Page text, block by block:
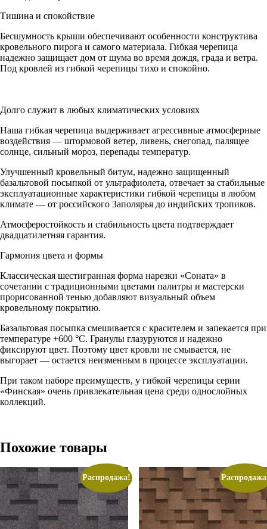
Тишина и спокойствие
Бесшумность крыши обеспечивают особенности конструктива
кровельного пирога и самого материала. Гибкая черепица
надежно защищает дом от шума во время дождя, града и ветра.
Под кровлей из гибкой черепицы тихо и спокойно.
Долго служит в любых климатических условиях
Наша гибкая черепица выдерживает агрессивные атмосферные
воздействия — штормовой ветер, ливень, снегопад, палящее
солнце, сильный мороз, перепады температур.
Улучшенный кровельный битум, надежно защищенный
базальтовой посыпкой от ультрафиолета, отвечает за стабильные
эксплуатационные характеристики гибкой черепицы в любом
климате — от российского Заполярья до индийских тропиков.
Атмосферостойкость и стабильность цвета подтверждает
двадцатилетняя гарантия.
Гармония цвета и формы
Классическая шестигранная форма нарезки «Соната» в
сочетании с традиционными цветами палитры и мастерски
прорисованной тенью добавляют визуальный объем
кровельному покрытию.
Базальтовая посыпка смешивается с красителем и запекается при
температуре +600 °С. Гранулы глазуруются и надежно
фиксируют цвет. Поэтому цвет кровли не смывается, не
выгорает — остается неизменным в процессе эксплуатации.
При таком наборе преимуществ, у гибкой черепицы серии
«Финская» очень привлекательная цена среди однослойных
коллекций.
Похожие товары
Распродажа!